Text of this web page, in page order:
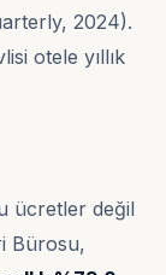
2024).
otele yıllık
ücretler değil
Bürosu,